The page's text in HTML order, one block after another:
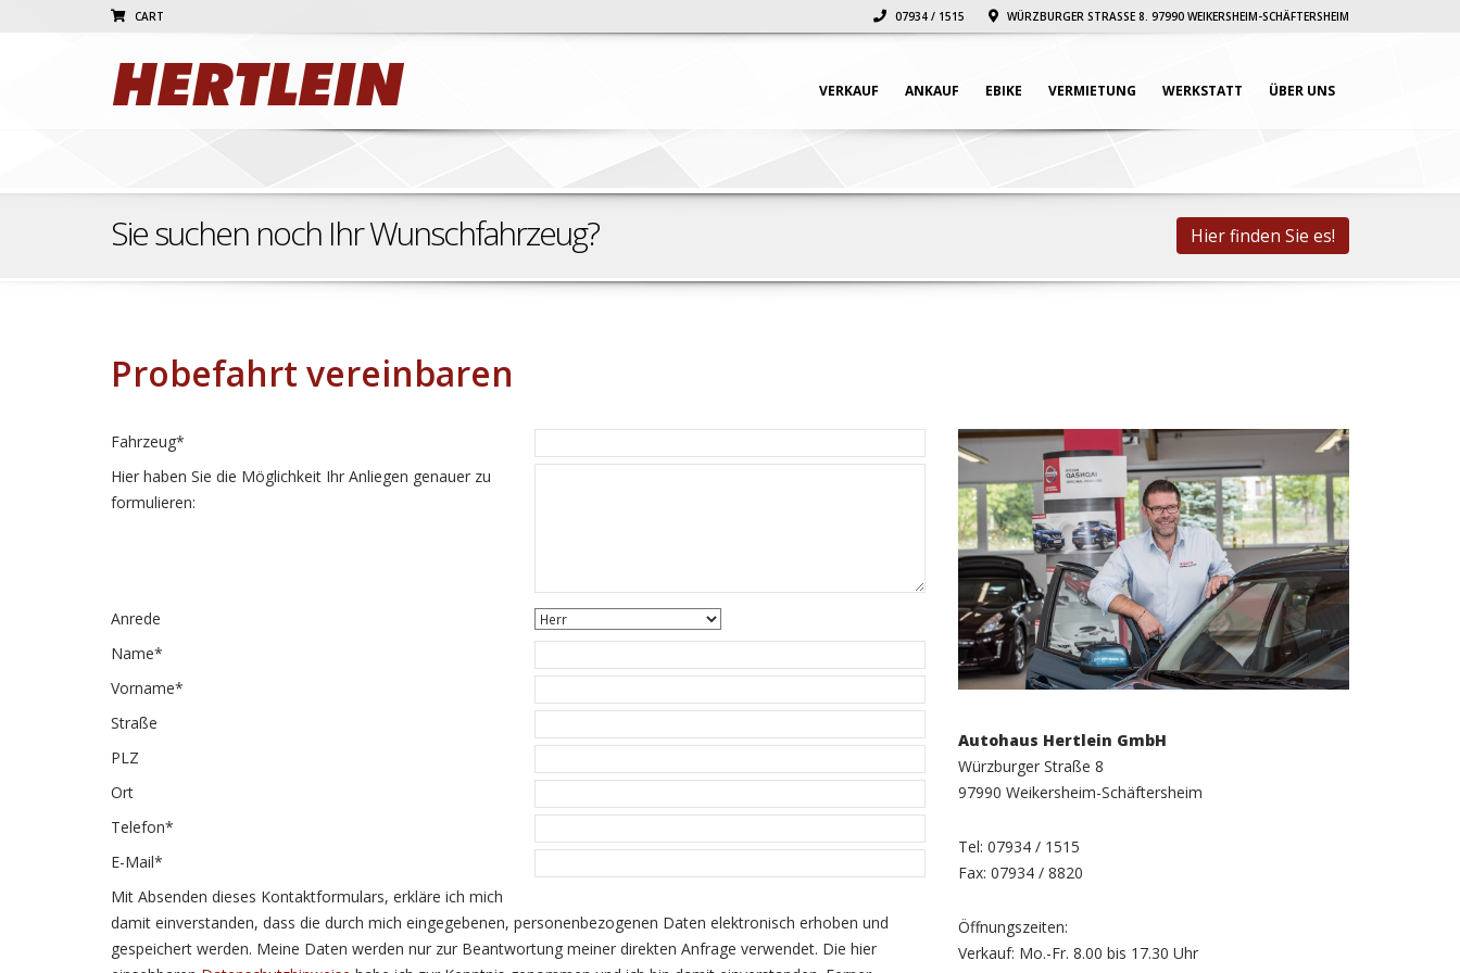
CART 07934 / 1515 WÜRZBURGER STRASSE 8. 97990 WEIKERSHEIM-SCHÄFTERSHEIM
VERKAUF ANKAUF EBIKE VERMIETUNG WERKSTATT ÜBER UNS
Sie suchen noch Ihr Wunschfahrzeug? Hier finden Sie es!
Probefahrt vereinbaren
Fahrzeug*
Hier haben Sie die Möglichkeit Ihr Anliegen genauer zu
formulieren:
Anrede
Name*
Vorname*
Straße
PLZ
Ort
Telefon*
E-Mail*
Mit Absenden dieses Kontaktformulars, erkläre ich mich
damit einverstanden, dass die durch mich eingegebenen, personenbezogenen Daten elektronisch erhoben und
gespeichert werden. Meine Daten werden nur zur Beantwortung meiner direkten Anfrage verwendet. Die hier
Autohaus Hertlein GmbH
Würzburger Straße 8
97990 Weikersheim-Schäftersheim
Tel: 07934 / 1515
Fax: 07934 / 8820
Öffnungszeiten:
Verkauf: Mo.-Fr. 8.00 bis 17.30 Uhr